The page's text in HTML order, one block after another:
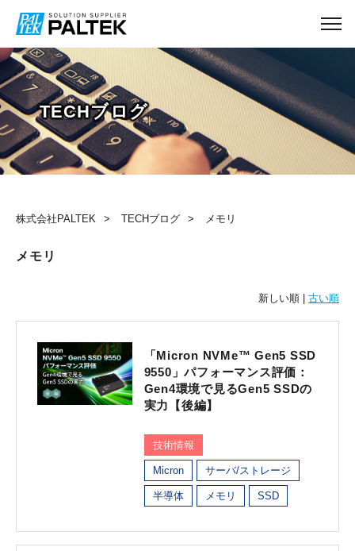
株式会社PALTEK TECHブログ メモリ
TECHブログ
メモリ
新しい順 | 古い順
「Micron NVMe™ Gen5 SSD
9550」パフォーマンス評価：
Gen4環境で見るGen5 SSDの
実力【後編】
技術情報
Micron サーバ/ストレージ
半導体 メモリ SSD